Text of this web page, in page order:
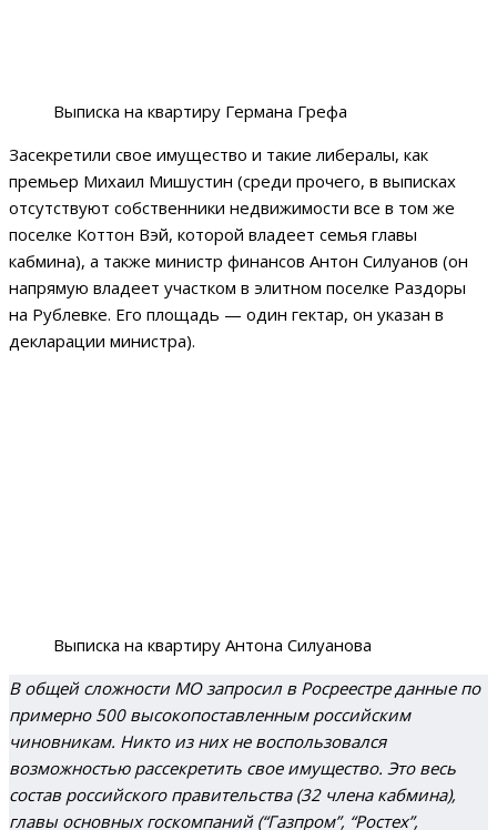
Выписка на квартиру Германа Грефа
Засекретили свое имущество и такие либералы, как
премьер Михаил Мишустин (среди прочего, в выписках
отсутствуют собственники недвижимости все в том же
поселке Коттон Вэй, которой владеет семья главы
кабмина), а также министр финансов Антон Силуанов (он
напрямую владеет участком в элитном поселке Раздоры
на Рублевке. Его площадь — один гектар, он указан в
декларации министра).
Выписка на квартиру Антона Силуанова
В общей сложности МО запросил в Росреестре данные по
примерно 500 высокопоставленным российским
чиновникам. Никто из них не воспользовался
возможностью рассекретить свое имущество. Это весь
состав российского правительства (32 члена кабмина),
главы основных госкомпаний (“Газпром”, “Ростех”,